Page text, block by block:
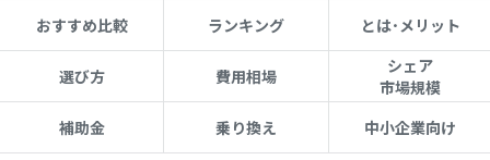
おすすめ比較 ランキング とは･メリット
選び方 費用相場
シェア
市場規模
補助金
乗り換え 中小企業向け